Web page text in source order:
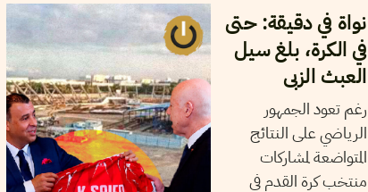
نواة في دقيقة: حتى
في الكرة، بلغ سيل
العبث الزبى
رغم تعود الجمهور
الرياضي على النتائج
المتواضعة لمشاركات
منتخب كرة القدم في